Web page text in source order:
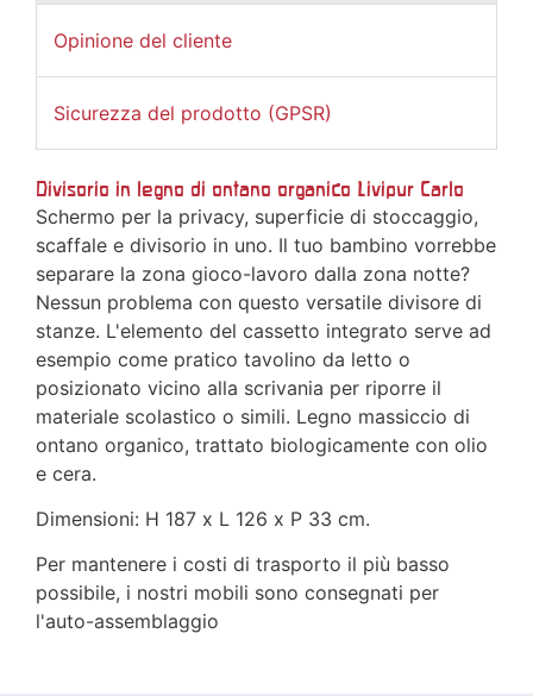
Opinione del cliente
Sicurezza del prodotto (GPSR)
Divisorio in legno di ontano organico Livipur Carlo
Schermo per la privacy, superficie di stoccaggio,
scaffale e divisorio in uno. Il tuo bambino vorrebbe
separare la zona gioco-lavoro dalla zona notte?
Nessun problema con questo versatile divisore di
stanze. L'elemento del cassetto integrato serve ad
esempio come pratico tavolino da letto o
posizionato vicino alla scrivania per riporre il
materiale scolastico o simili. Legno massiccio di
ontano organico, trattato biologicamente con olio
e cera.
Dimensioni: H 187 x L 126 x P 33 cm.
Per mantenere i costi di trasporto il più basso
possibile, i nostri mobili sono consegnati per
l'auto-assemblaggio